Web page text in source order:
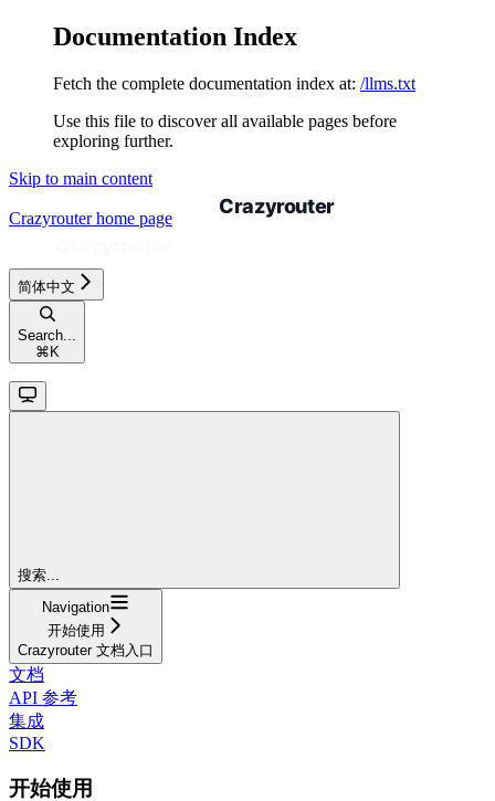
Documentation Index
Fetch the complete documentation index at: /llms.txt
Use this file to discover all available pages before
exploring further.
Skip to main content
Crazyrouterhome page
简体中文
Search...
⌘ K
搜索...
Navigation
开始使用
Crazyrouter 文档入口
文档
API 参考
集成
SDK
开始使用